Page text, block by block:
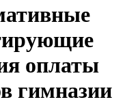
оплаты
гимназии